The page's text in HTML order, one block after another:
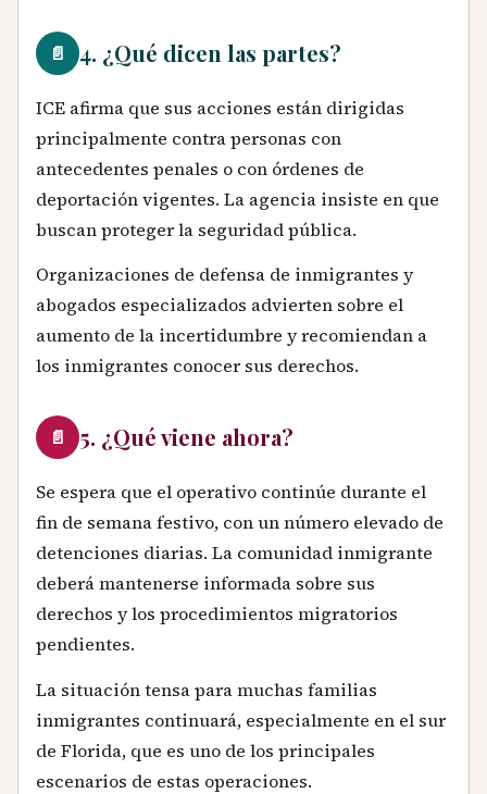
📄 4. ¿Qué dicen las partes?
ICE afirma que sus acciones están dirigidas
principalmente contra personas con
antecedentes penales o con órdenes de
deportación vigentes. La agencia insiste en que
buscan proteger la seguridad pública.
Organizaciones de defensa de inmigrantes y
abogados especializados advierten sobre el
aumento de la incertidumbre y recomiendan a
los inmigrantes conocer sus derechos.
📄 5. ¿Qué viene ahora?
Se espera que el operativo continúe durante el
fin de semana festivo, con un número elevado de
detenciones diarias. La comunidad inmigrante
deberá mantenerse informada sobre sus
derechos y los procedimientos migratorios
pendientes.
La situación tensa para muchas familias
inmigrantes continuará, especialmente en el sur
de Florida, que es uno de los principales
escenarios de estas operaciones.